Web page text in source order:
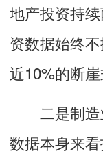
地产投资持
资数据始终
近10%的断崖
二是制造
数据本身来